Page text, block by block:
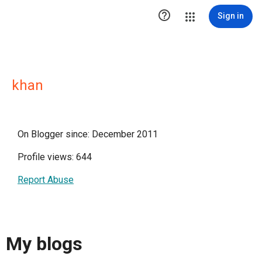
 Sign in
khan
On Blogger since: December 2011
Profile views: 644
Report Abuse
My blogs